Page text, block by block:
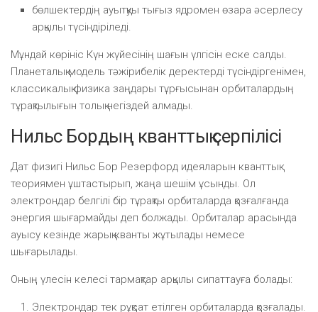
бөлшектердің ауытқуы тығыз ядромен өзара әсерлесу
арқылы түсіндіріледі.
Мұндай көрініс Күн жүйесінің шағын үлгісін еске салды.
Планеталық модель тәжірибелік деректерді түсіндіргенімен,
классикалық физика заңдары тұрғысынан орбиталардың
тұрақтылығын толық негіздей алмады.
Нильс Бордың кванттық серпілісі
Дат физигі Нильс Бор Резерфорд идеяларын кванттық
теориямен ұштастырып, жаңа шешім ұсынды. Ол
электрондар белгілі бір тұрақты орбиталарда қозғалғанда
энергия шығармайды деп болжады. Орбиталар арасында
ауысу кезінде жарық кванты жұтылады немесе
шығарылады.
Оның үлесін келесі тармақтар арқылы сипаттауға болады:
Электрондар тек рұқсат етілген орбиталарда қозғалады.